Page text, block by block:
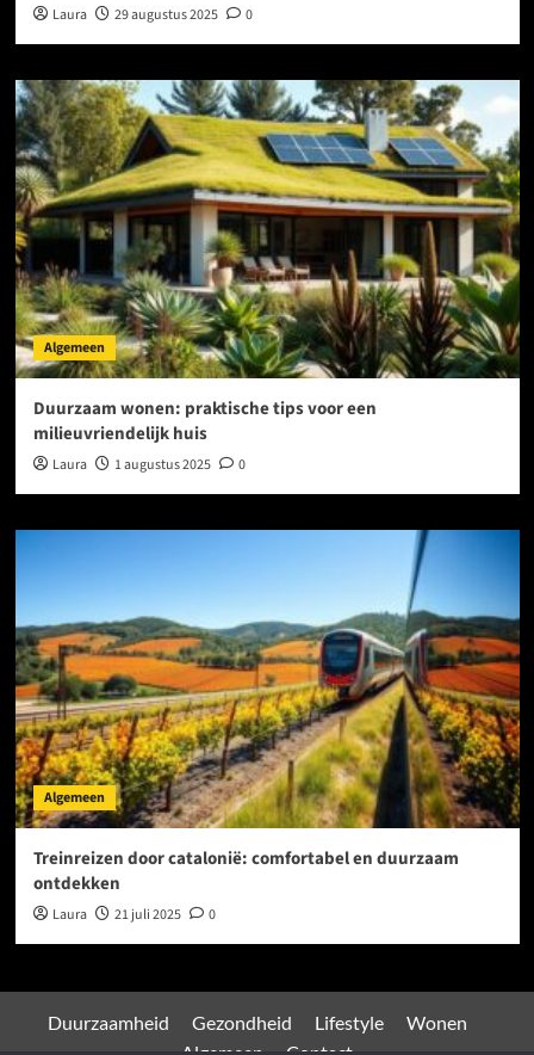
Laura 29 augustus 2025 0
Algemeen
Duurzaam wonen: praktische tips voor een
milieuvriendelijk huis
Laura 1 augustus 2025 0
Algemeen
Treinreizen door catalonië: comfortabel en duurzaam
ontdekken
Laura 21 juli 2025 0
Duurzaamheid Gezondheid Lifestyle
Wonen